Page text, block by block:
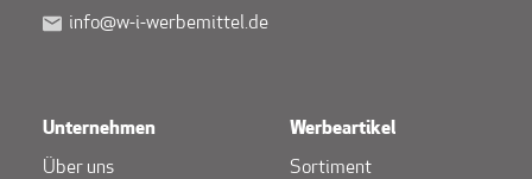
info@w-i-werbemittel.de
Unternehmen
Über uns
Werbeartikel
Sortiment